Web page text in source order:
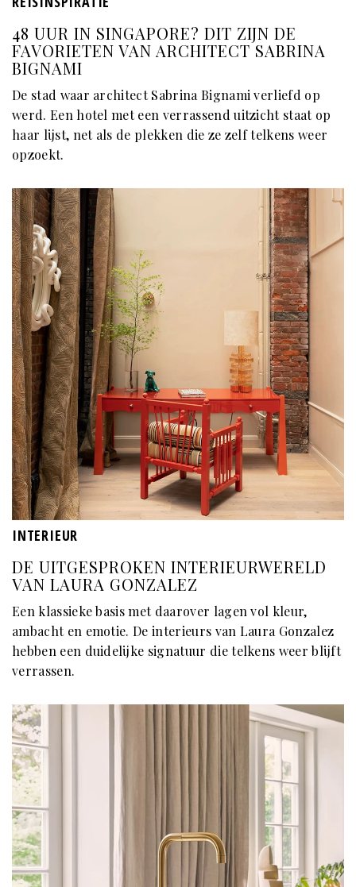
48 UUR IN SINGAPORE? DIT ZIJN DE
FAVORIETEN VAN ARCHITECT SABRINA
BIGNAMI
De stad waar architect Sabrina Bignami verliefd op
werd. Een hotel met een verrassend uitzicht staat op
haar lijst, net als de plekken die ze zelf telkens weer
opzoekt.
INTERIEUR
DE UITGESPROKEN INTERIEURWERELD
VAN LAURA GONZALEZ
Een klassieke basis met daarover lagen vol kleur,
ambacht en emotie. De interieurs van Laura Gonzalez
hebben een duidelijke signatuur die telkens weer blijft
verrassen.